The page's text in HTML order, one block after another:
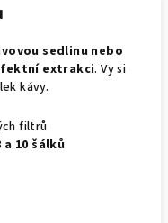
sedlinu nebo
extrakci. Vy si
kávy.
filtrů
10 šálků